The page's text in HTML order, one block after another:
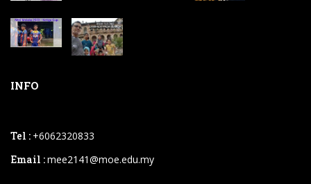
INFO
Tel : +6062320833
Email :mee2141@moe.edu.my